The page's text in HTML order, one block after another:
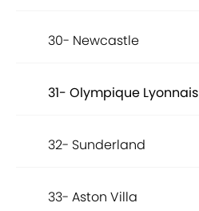
30- Newcastle
31- Olympique Lyonnais
32- Sunderland
33- Aston Villa